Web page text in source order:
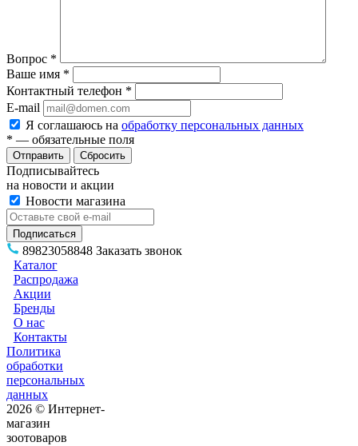
Вопрос *
Ваше имя *
Контактный телефон *
E-mail
Я соглашаюсь на обработку персональных данных
* — обязательные поля
Сбросить
Подписывайтесь
на новости и акции
Новости магазина
89823058848 Заказать звонок
Каталог
Распродажа
Акции
Бренды
О нас
Контакты
Политика
обработки
персональных
данных
2026 © Интернет-
магазин
зоотоваров